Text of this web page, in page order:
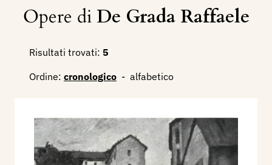
Opere diDe Grada Raffaele
Risultati trovati: 5
Ordine: cronologico - alfabetico